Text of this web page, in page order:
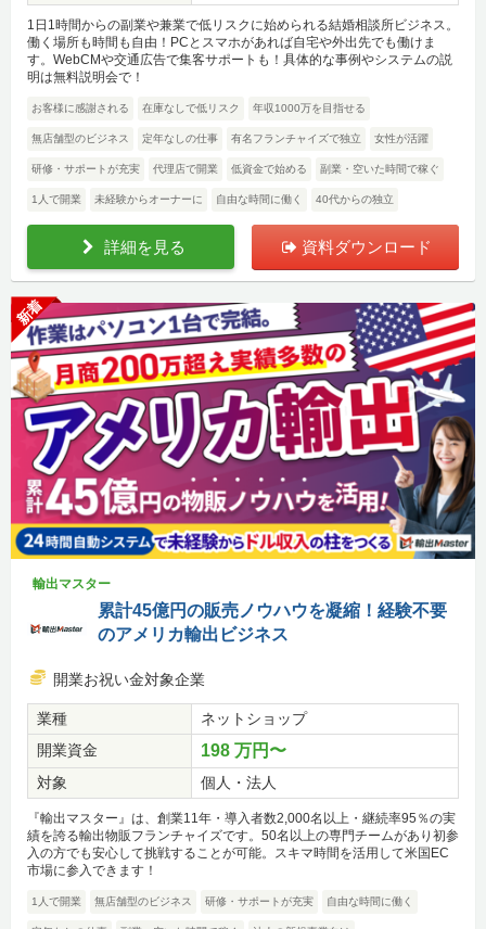
1日1時間からの副業や兼業で低リスクに始められる結婚相談所ビジネス。
働く場所も時間も自由！PCとスマホがあれば自宅や外出先でも働けま
す。WebCMや交通広告で集客サポートも！具体的な事例やシステムの説
明は無料説明会で！
お客様に感謝される 在庫なしで低リスク 年収1000万を目指せる
無店舗型のビジネス 定年なしの仕事 有名フランチャイズで独立 女性が活躍
研修・サポートが充実 代理店で開業 低資金で始める 副業・空いた時間で稼ぐ
1人で開業 未経験からオーナーに 自由な時間に働く 40代からの独立
詳細を見る 資料ダウンロード
新着
輸出マスター
累計45億円の販売ノウハウを凝縮！経験不要
のアメリカ輸出ビジネス
開業お祝い金対象企業
業種
ネットショップ
開業資金
198 万円〜
対象 個人・法人
『輸出マスター』は、創業11年・導入者数2,000名以上・継続率95％の実
績を誇る輸出物販フランチャイズです。50名以上の専門チームがあり初参
入の方でも安心して挑戦することが可能。スキマ時間を活用して米国EC
市場に参入できます！
1人で開業 無店舗型のビジネス 研修・サポートが充実 自由な時間に働く